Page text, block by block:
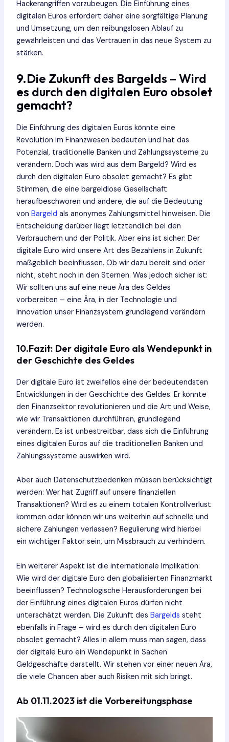
Hackerangriffen vorzubeugen. Die Einführung eines
digitalen Euros erfordert daher eine sorgfältige Planung
und Umsetzung, um den reibungslosen Ablauf zu
gewährleisten und das Vertrauen in das neue System zu
stärken.
9.Die Zukunft des Bargelds – Wird
es durch den digitalen Euro obsolet
gemacht?
Die Einführung des digitalen Euros könnte eine
Revolution im Finanzwesen bedeuten und hat das
Potenzial, traditionelle Banken und Zahlungssysteme zu
verändern. Doch was wird aus dem Bargeld? Wird es
durch den digitalen Euro obsolet gemacht? Es gibt
Stimmen, die eine bargeldlose Gesellschaft
heraufbeschwören und andere, die auf die Bedeutung
von Bargeld als anonymes Zahlungsmittel hinweisen. Die
Entscheidung darüber liegt letztendlich bei den
Verbrauchern und der Politik. Aber eins ist sicher: Der
digitale Euro wird unsere Art des Bezahlens in Zukunft
maßgeblich beeinflussen. Ob wir dazu bereit sind oder
nicht, steht noch in den Sternen. Was jedoch sicher ist:
Wir sollten uns auf eine neue Ära des Geldes
vorbereiten – eine Ära, in der Technologie und
Innovation unser Finanzsystem grundlegend verändern
werden.
10.Fazit: Der digitale Euro als Wendepunkt in
der Geschichte des Geldes
Der digitale Euro ist zweifellos eine der bedeutendsten
Entwicklungen in der Geschichte des Geldes. Er könnte
den Finanzsektor revolutionieren und die Art und Weise,
wie wir Transaktionen durchführen, grundlegend
verändern. Es ist unbestreitbar, dass sich die Einführung
eines digitalen Euros auf die traditionellen Banken und
Zahlungssysteme auswirken wird.
Aber auch Datenschutzbedenken müssen berücksichtigt
werden: Wer hat Zugriff auf unsere finanziellen
Transaktionen? Wird es zu einem totalen Kontrollverlust
kommen oder können wir uns weiterhin auf schnelle und
sichere Zahlungen verlassen? Regulierung wird hierbei
ein wichtiger Faktor sein, um Missbrauch zu verhindern.
Ein weiterer Aspekt ist die internationale Implikation:
Wie wird der digitale Euro den globalisierten Finanzmarkt
beeinflussen? Technologische Herausforderungen bei
der Einführung eines digitalen Euros dürfen nicht
unterschätzt werden. Die Zukunft des Bargelds steht
ebenfalls in Frage – wird es durch den digitalen Euro
obsolet gemacht? Alles in allem muss man sagen, dass
der digitale Euro ein Wendepunkt in Sachen
Geldgeschäfte darstellt. Wir stehen vor einer neuen Ära,
die viele Chancen aber auch Risiken mit sich bringt.
Ab 01.11.2023 ist die Vorbereitungsphase